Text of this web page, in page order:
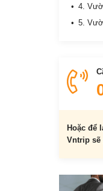
4.
5.
Hoặc để
Vntrip